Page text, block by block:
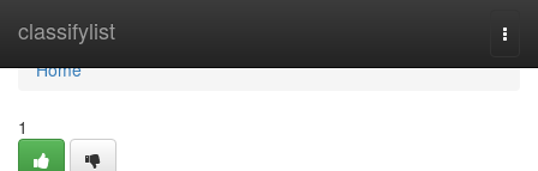
classifylist
Home
Home
1